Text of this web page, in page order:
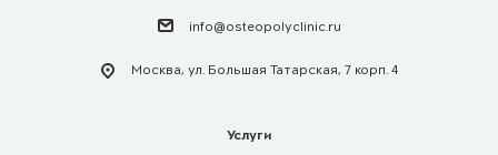
info@osteopolyclinic.ru
Москва, ул. Большая Татарская, 7 корп. 4
Услуги